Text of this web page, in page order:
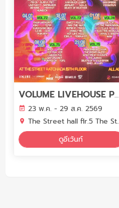
VOLUME LIVEHOUSE PHASE 7
23 พ.ค. - 29 ส.ค. 2569
The Street hall flr.5 The Street Ratchada
ดูอีเว้นท์